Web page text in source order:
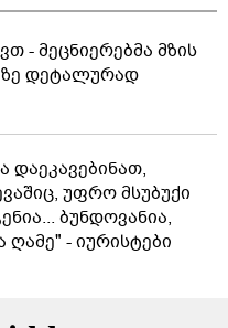
- მეცნიერებმა მზის
დეტალურად
დაეკავებინათ,
უფრო მსუბუქი
ბუნდოვანია,
- იურისტები